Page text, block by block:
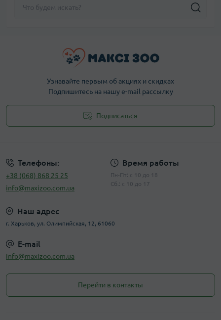
Узнавайте первым об акциях и скидках
Подпишитесь на нашу e-mail рассылку
Подписаться
Телефоны:
+38 (068) 868 25 25
info@maxizoo.com.ua
Время работы
Пн-Пт: с 10 до 18
Сб.: с 10 до 17
Наш адрес
г. Харьков, ул. Олимпийская, 12, 61060
E-mail
info@maxizoo.com.ua
Перейти в контакты